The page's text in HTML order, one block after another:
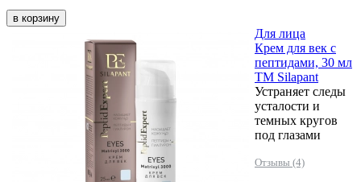
в корзину
Для лица
Крем для век с
пептидами, 30 мл
ТМ Silapant
Устраняет следы
усталости и
темных кругов
под глазами
Отзывы (4)